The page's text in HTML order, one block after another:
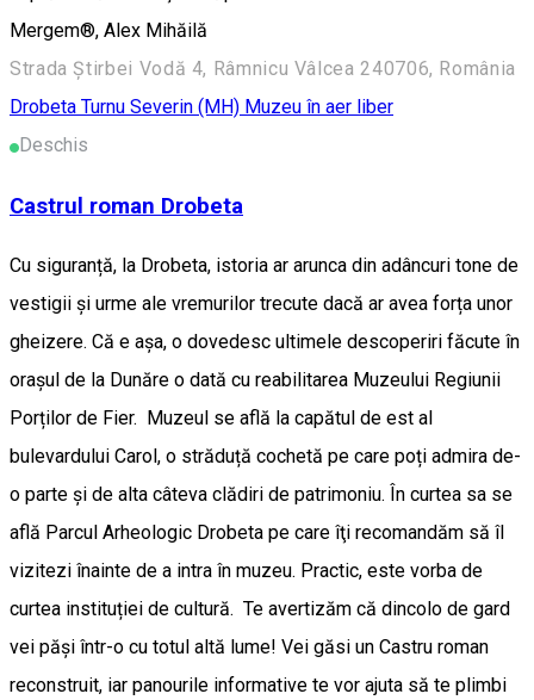
Mergem®, Alex Mihăilă
Strada Știrbei Vodă 4, Râmnicu Vâlcea 240706, România
Drobeta Turnu Severin (MH) Muzeu în aer liber
Deschis
Castrul roman Drobeta
Cu siguranță, la Drobeta, istoria ar arunca din adâncuri tone de
vestigii și urme ale vremurilor trecute dacă ar avea forța unor
gheizere. Că e așa, o dovedesc ultimele descoperiri făcute în
orașul de la Dunăre o dată cu reabilitarea Muzeului Regiunii
Porților de Fier. Muzeul se află la capătul de est al
bulevardului Carol, o străduță cochetă pe care poți admira de-
o parte și de alta câteva clădiri de patrimoniu. În curtea sa se
află Parcul Arheologic Drobeta pe care îţi recomandăm să îl
vizitezi înainte de a intra în muzeu. Practic, este vorba de
curtea instituției de cultură. Te avertizăm că dincolo de gard
vei păşi într-o cu totul altă lume! Vei găsi un Castru roman
reconstruit, iar panourile informative te vor ajuta să te plimbi